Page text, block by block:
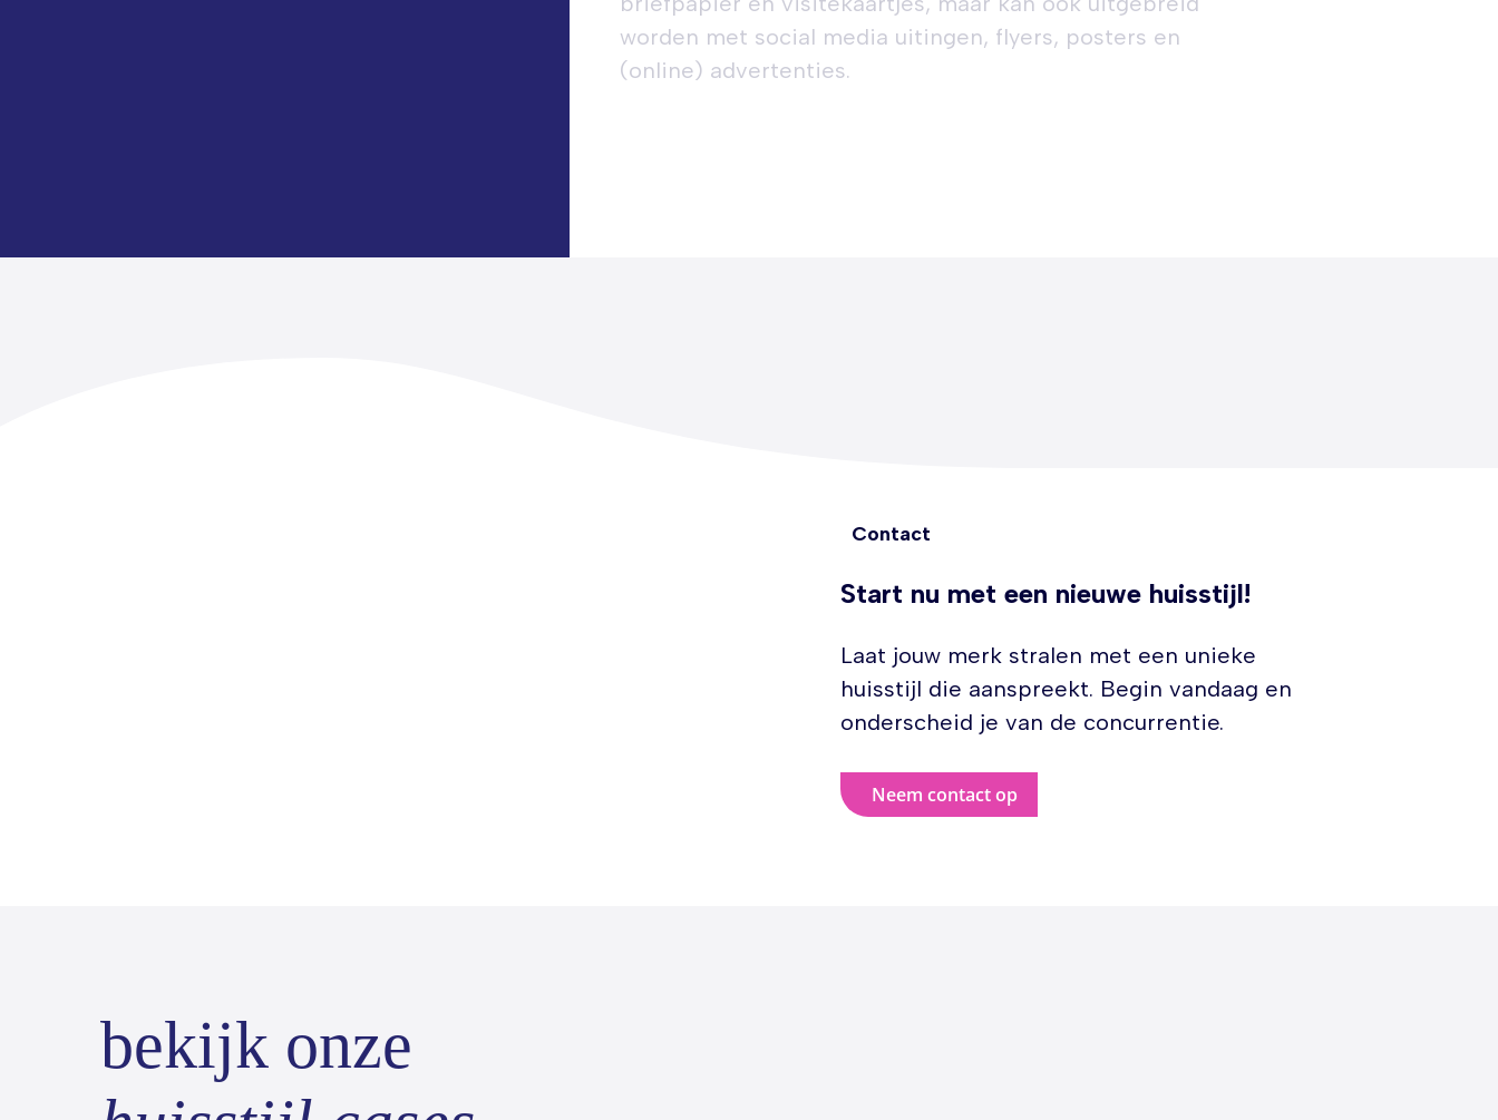
worden met social media uitingen, flyers, posters en
(online) advertenties.
Contact
Start nu met een nieuwe huisstijl!
Laat jouw merk stralen met een unieke
huisstijl die aanspreekt. Begin vandaag en
onderscheid je van de concurrentie.
Neem contact op
bekijk onze